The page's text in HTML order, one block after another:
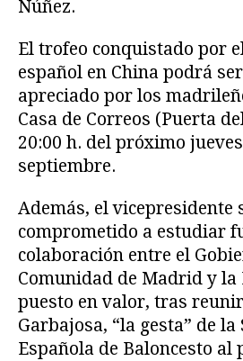
Núñez.
El trofeo conquistado por
español en China podrá
apreciado por los
Casa de Correos (Puerta
20:00 h. del próximo
septiembre.
Además, el vicepresidente
comprometido a estudiar
colaboración entre el
Comunidad de Madrid y la
puesto en valor, tras
Garbajosa, “la gesta” de la
Española de Baloncesto al